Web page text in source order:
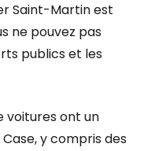
Saint-Martin est
ne pouvez pas
publics et les
voitures ont un
y compris des